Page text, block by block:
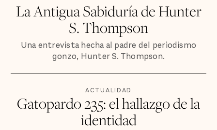
La Antigua Sabiduría de Hunter
S. Thompson
Una entrevista hecha al padre del periodismo
gonzo, Hunter S. Thompson.
ACTUALIDAD
Gatopardo 235: el hallazgo de la
identidad